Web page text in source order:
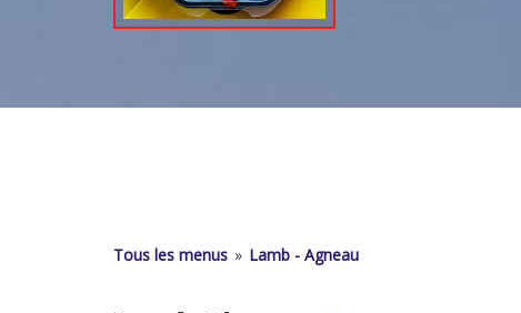
Tous les menus » Lamb - Agneau